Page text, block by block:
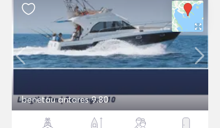
benetau antares 9.80